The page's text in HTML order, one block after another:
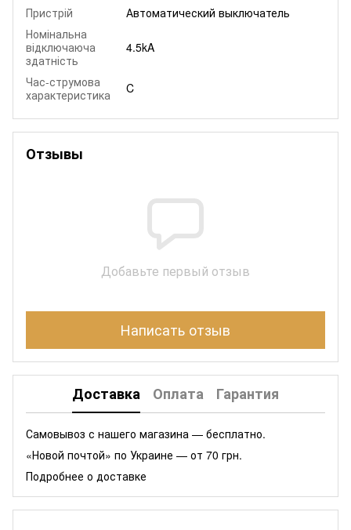
Пристрій
Автоматический выключатель
Номінальна
відключаюча
здатність
4.5kA
Час-струмова
характеристика
C
Отзывы
Добавьте первый отзыв
Написать отзыв
Доставка Оплата Гарантия
Самовывоз с нашего магазина — бесплатно.
«Новой почтой» по Украине — от 70 грн.
Подробнее о доставке